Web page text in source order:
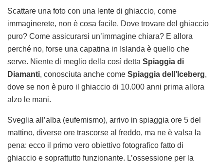
Scattare una foto con una lente di ghiaccio, come
immaginerete, non è cosa facile. Dove trovare del ghiaccio
puro? Come assicurarsi un’immagine chiara? E allora
perché no, forse una capatina in Islanda è quello che
serve. Niente di meglio della così detta Spiaggia di
Diamanti, conosciuta anche come Spiaggia dell’Iceberg,
dove se non è puro il ghiaccio di 10.000 anni prima allora
alzo le mani.
Sveglia all’alba (eufemismo), arrivo in spiaggia ore 5 del
mattino, diverse ore trascorse al freddo, ma ne è valsa la
pena: ecco il primo vero obiettivo fotografico fatto di
ghiaccio e soprattutto funzionante. L’ossessione per la